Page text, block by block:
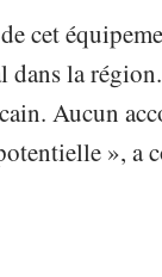
cet
la
Aucun
», a